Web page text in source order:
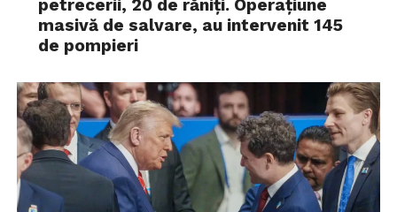
petrecerii, 20 de răniți. Operațiune
masivă de salvare, au intervenit 145
de pompieri